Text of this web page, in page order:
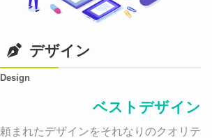
デザイン
Design
ベストデザイン
頼まれたデザインをそれなりのクオリテ